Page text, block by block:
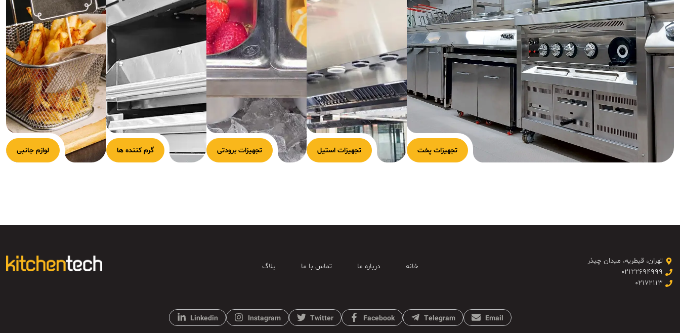
تجهیزات پخت تجهیزات استیل تجهیزات برودتی گرم کننده ها لوازم جانبی
تهران، قیطریه، میدان چیذر
۰۲۱۲۲۶۹۴۹۹۹
۰۲۱۷۲۱۱۳
خانه درباره ما تماس با ما بلاگ
Linkedin Instagram Twitter Facebook Telegram Email